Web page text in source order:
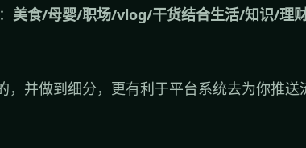
美食/母婴/职场/vlog/干货结合生活/知识/理
，并做到细分，更有利于平台系统去为你推送